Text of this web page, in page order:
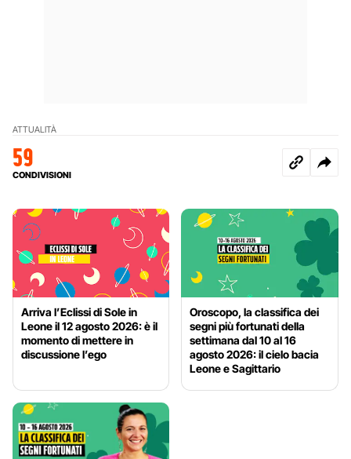
ATTUALITÀ
59
CONDIVISIONI
Arriva l’Eclissi di Sole in
Leone il 12 agosto 2026: è il
momento di mettere in
discussione l’ego
Oroscopo, la classifica dei
segni più fortunati della
settimana dal 10 al 16
agosto 2026: il cielo bacia
Leone e Sagittario